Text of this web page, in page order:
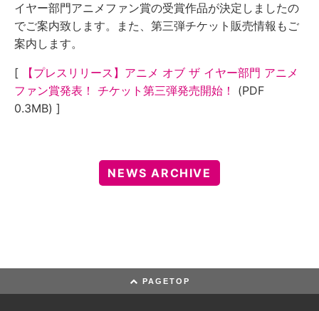
イヤー部門アニメファン賞の受賞作品が決定しましたの
でご案内致します。また、第三弾チケット販売情報もご
案内します。
[
【プレスリリース】アニメ オブ ザ イヤー部門 アニメ
ファン賞発表！ チケット第三弾発売開始！
(PDF
0.3MB) ]
NEWS ARCHIVE
PAGETOP